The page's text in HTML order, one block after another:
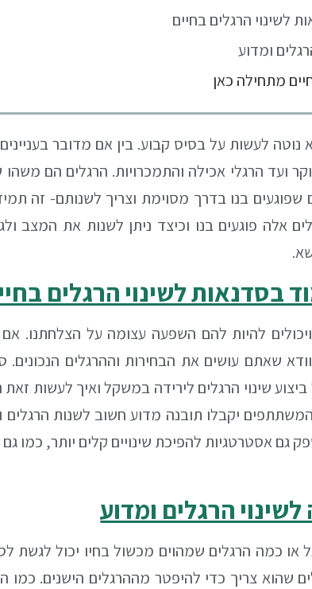
לשינוי הרגלים בחיים
ומדוע
מתחילה כאן
לעשות על בסיס קבוע. בין אם מדובר
ועד הרגלי אכילה והתמכרויות. הרגלים הם
שפוגעים בנו בדרך מסוימת וצריך לשנותם- זה
אלה פוגעים בנו וכיצד ניתן לשנות את המצב
בסדנאות לשינוי הרגלים
להיות להם השפעה עצומה על הצלחתנו.
שאתם עושים את הבחירות וההרגלים הנכונים.
שינוי הרגלים לירידה במשקל ואיך לעשות זאת
יקבלו תובנה מדוע חשוב לשנות הרגלים
גם אסטרטגיות להפיכת שינויים קלים יותר, כמו גם
הרגלים ומדוע
או כמה הרגלים שמהוים מכשול בחיו יכול לגשת
שהוא צריך כדי להיפטר מההרגלים הישנים. כמו